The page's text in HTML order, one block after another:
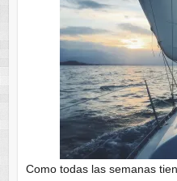
Como todas las semanas